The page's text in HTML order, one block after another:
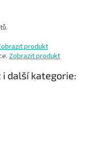
produkt
Zobrazit produkt
další kategorie: